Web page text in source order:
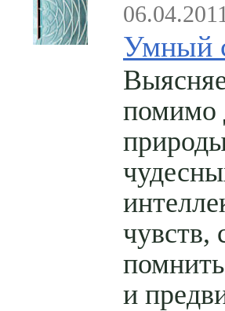
Умный
помимо
чувств,
и